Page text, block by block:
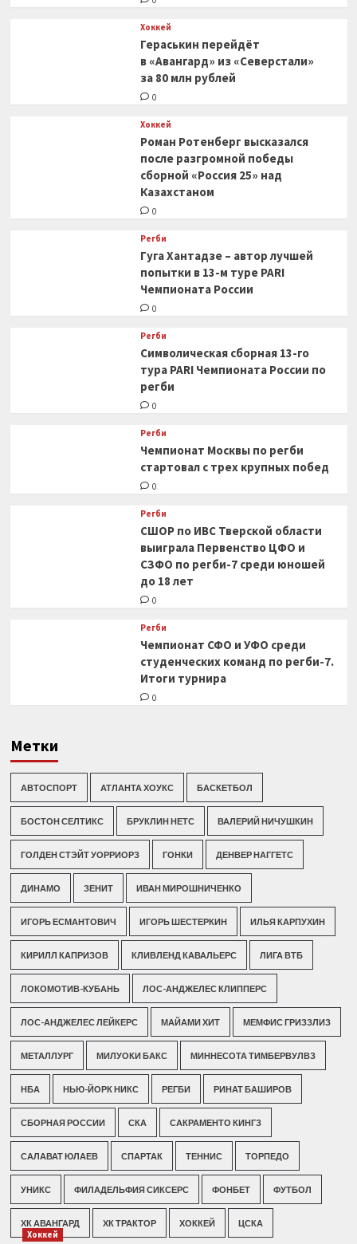
Хоккей
Гераськин перейдёт
в «Авангард» из «Северстали»
за 80 млн рублей
0
Хоккей
Роман Ротенберг высказался
после разгромной победы
сборной «Россия 25» над
Казахстаном
0
Регби
Гуга Хантадзе – автор лучшей
попытки в 13-м туре PARI
Чемпионата России
0
Регби
Символическая сборная 13-го
тура PARI Чемпионата России по
регби
0
Регби
Чемпионат Москвы по регби
стартовал с трех крупных побед
0
Регби
СШОР по ИВС Тверской области
выиграла Первенство ЦФО и
СЗФО по регби-7 среди юношей
до 18 лет
0
Регби
Чемпионат СФО и УФО среди
студенческих команд по регби-7.
Итоги турнира
0
Метки
АВТОСПОРТ АТЛАНТА ХОУКС БАСКЕТБОЛ
БОСТОН СЕЛТИКС БРУКЛИН НЕТС ВАЛЕРИЙ НИЧУШКИН
ГОЛДЕН СТЭЙТ УОРРИОРЗ ГОНКИ ДЕНВЕР НАГГЕТС
ДИНАМО ЗЕНИТ ИВАН МИРОШНИЧЕНКО
ИГОРЬ ЕСМАНТОВИЧ ИГОРЬ ШЕСТЕРКИН ИЛЬЯ КАРПУХИН
КИРИЛЛ КАПРИЗОВ КЛИВЛЕНД КАВАЛЬЕРС ЛИГА ВТБ
ЛОКОМОТИВ-КУБАНЬ ЛОС-АНДЖЕЛЕС КЛИППЕРС
ЛОС-АНДЖЕЛЕС ЛЕЙКЕРС МАЙАМИ ХИТ МЕМФИС ГРИЗЗЛИЗ
МЕТАЛЛУРГ МИЛУОКИ БАКС МИННЕСОТА ТИМБЕРВУЛВЗ
НБА НЬЮ-ЙОРК НИКС РЕГБИ РИНАТ БАШИРОВ
СБОРНАЯ РОССИИ СКА САКРАМЕНТО КИНГЗ
САЛАВАТ ЮЛАЕВ СПАРТАК ТЕННИС ТОРПЕДО
УНИКС ФИЛАДЕЛЬФИЯ СИКСЕРС ФОНБЕТ ФУТБОЛ
ХК АВАНГАРД ХК ТРАКТОР ХОККЕЙ ЦСКА
Хоккей